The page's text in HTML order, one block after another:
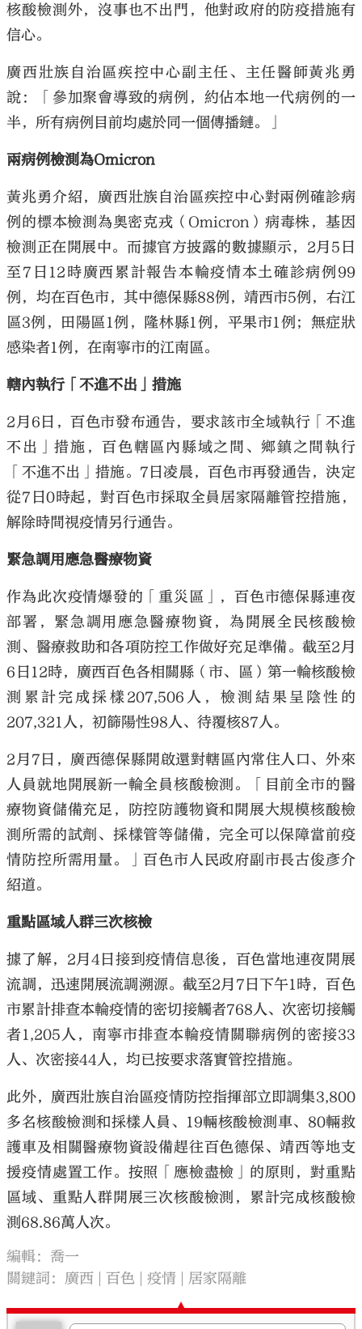
核酸檢測外，沒事也不出門，他對政府的防疫措施有
信心。
廣西壯族自治區疾控中心副主任、主任醫師黃兆勇
說：「參加聚會導致的病例，約佔本地一代病例的一
半，所有病例目前均處於同一個傳播鏈。」
兩病例檢測為Omicron
黃兆勇介紹，廣西壯族自治區疾控中心對兩例確診病
例的標本檢測為奧密克戎（Omicron）病毒株，基因
檢測正在開展中。而據官方披露的數據顯示，2月5日
至7日12時廣西累計報告本輪疫情本土確診病例99
例，均在百色市，其中德保縣88例，靖西市5例，右江
區3例，田陽區1例，隆林縣1例，平果市1例；無症狀
感染者1例，在南寧市的江南區。
轄內執行「不進不出」措施
2月6日，百色市發布通告，要求該市全域執行「不進
不出」措施，百色轄區內縣域之間、鄉鎮之間執行
「不進不出」措施。7日凌晨，百色市再發通告，決定
從7日0時起，對百色市採取全員居家隔離管控措施，
解除時間視疫情另行通告。
緊急調用應急醫療物資
作為此次疫情爆發的「重災區」，百色市德保縣連夜
部署，緊急調用應急醫療物資，為開展全民核酸檢
測、醫療救助和各項防控工作做好充足準備。截至2月
6日12時，廣西百色各相關縣（市、區）第一輪核酸檢
測累計完成採樣207,506人，檢測結果呈陰性的
207,321人，初篩陽性98人、待覆核87人。
2月7日，廣西德保縣開啟還對轄區內常住人口、外來
人員就地開展新一輪全員核酸檢測。「目前全市的醫
療物資儲備充足，防控防護物資和開展大規模核酸檢
測所需的試劑、採樣管等儲備，完全可以保障當前疫
情防控所需用量。」百色市人民政府副市長古俊彥介
紹道。
重點區域人群三次核檢
據了解，2月4日接到疫情信息後，百色當地連夜開展
流調，迅速開展流調溯源。截至2月7日下午1時，百色
市累計排查本輪疫情的密切接觸者768人、次密切接觸
者1,205人，南寧市排查本輪疫情關聯病例的密接33
人、次密接44人，均已按要求落實管控措施。
此外，廣西壯族自治區疫情防控指揮部立即調集3,800
多名核酸檢測和採樣人員、19輛核酸檢測車、80輛救
護車及相關醫療物資設備趕往百色德保、靖西等地支
援疫情處置工作。按照「應檢盡檢」的原則，對重點
區域、重點人群開展三次核酸檢測，累計完成核酸檢
測68.86萬人次。
編輯：喬一
關鍵詞： 廣西 百色 疫情 居家隔離